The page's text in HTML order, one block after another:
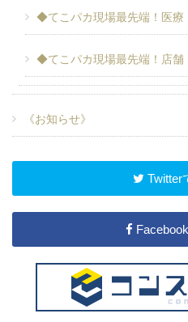
◆てこパカ現場最先端！医療
◆てこパカ現場最先端！店舗
《お知らせ》
Twitter